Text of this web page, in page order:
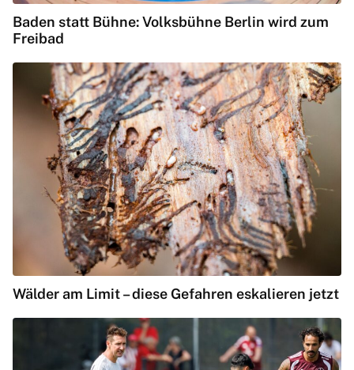
Baden statt Bühne: Volksbühne Berlin wird zum
Freibad
Wälder am Limit – diese Gefahren eskalieren jetzt